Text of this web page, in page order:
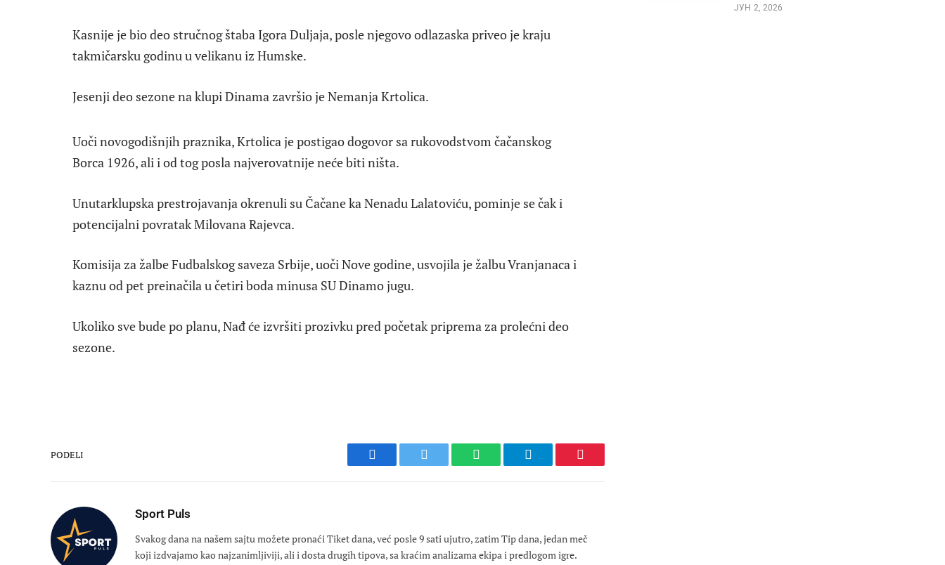
Kasnije je bio deo stručnog štaba Igora Duljaja, posle njegovo odlazaska priveo je kraju
takmičarsku godinu u velikanu iz Humske.
Jesenji deo sezone na klupi Dinama završio je Nemanja Krtolica.
Uoči novogodišnjih praznika, Krtolica je postigao dogovor sa rukovodstvom čačanskog
Borca 1926, ali i od tog posla najverovatnije neće biti ništa.
Unutarklupska prestrojavanja okrenuli su Čačane ka Nenadu Lalatoviću, pominje se čak i
potencijalni povratak Milovana Rajevca.
Komisija za žalbe Fudbalskog saveza Srbije, uoči Nove godine, usvojila je žalbu Vranjanaca i
kaznu od pet preinačila u četiri boda minusa SU Dinamo jugu.
Ukoliko sve bude po planu, Nađ će izvršiti prozivku pred početak priprema za prolećni deo
sezone.
PODELI
Facebook Twitter WhatsAppTelegram Pinterest
Sport Puls
Svakog dana na našem sajtu možete pronaći Tiket dana, već posle 9 sati ujutro, zatim Tip dana, jedan meč
koji izdvajamo kao najzanimljiviji, ali i dosta drugih tipova, sa kraćim analizama ekipa i predlogom igre.
ЈУН 2, 2026